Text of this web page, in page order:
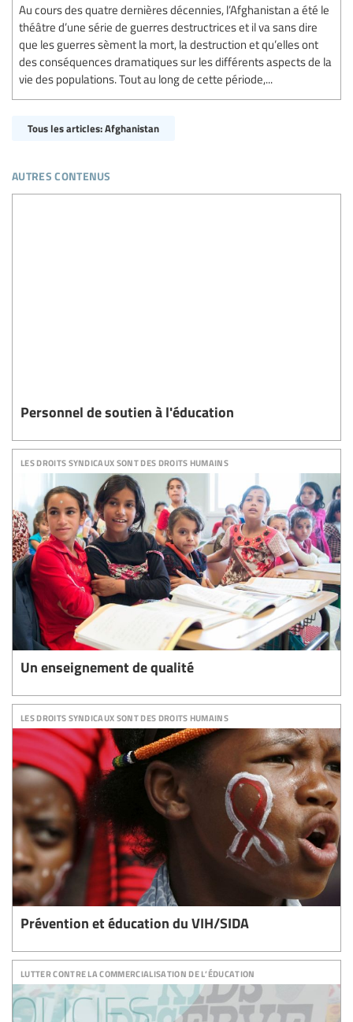
Au cours des quatre dernières décennies, l’Afghanistan a été le
théâtre d’une série de guerres destructrices et il va sans dire
que les guerres sèment la mort, la destruction et qu’elles ont
des conséquences dramatiques sur les différents aspects de la
vie des populations. Tout au long de cette période,...
Tous les articles: Afghanistan
autres contenus
Personnel de soutien à l'éducation
les droits syndicaux sont des droits humains
Un enseignement de qualité
les droits syndicaux sont des droits humains
Prévention et éducation du VIH/SIDA
lutter contre la commercialisation de l’éducation